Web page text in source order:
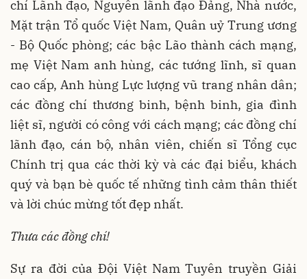
chí Lãnh đạo, Nguyên lãnh đạo Đảng, Nhà nước,
Mặt trận Tổ quốc Việt Nam, Quân uỷ Trung ương
- Bộ Quốc phòng; các bậc Lão thành cách mạng,
mẹ Việt Nam anh hùng, các tướng lĩnh, sĩ quan
cao cấp, Anh hùng Lực lượng vũ trang nhân dân;
các đồng chí thương binh, bệnh binh, gia đình
liệt sĩ, người có công với cách mạng; các đồng chí
lãnh đạo, cán bộ, nhân viên, chiến sĩ Tổng cục
Chính trị qua các thời kỳ và các đại biểu, khách
quý và bạn bè quốc tế những tình cảm thân thiết
và lời chúc mừng tốt đẹp nhất.
Thưa các đồng chí!
Sự ra đời của Đội Việt Nam Tuyên truyền Giải